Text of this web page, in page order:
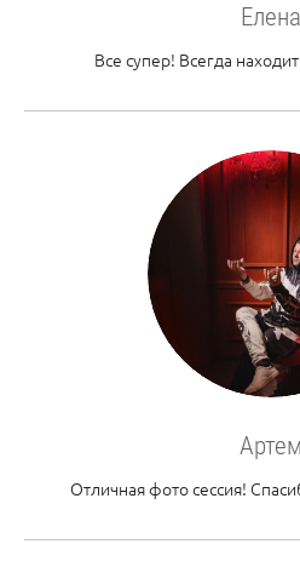
Елена
Все супер! Всегда
Артем
Отличная фото сессия!